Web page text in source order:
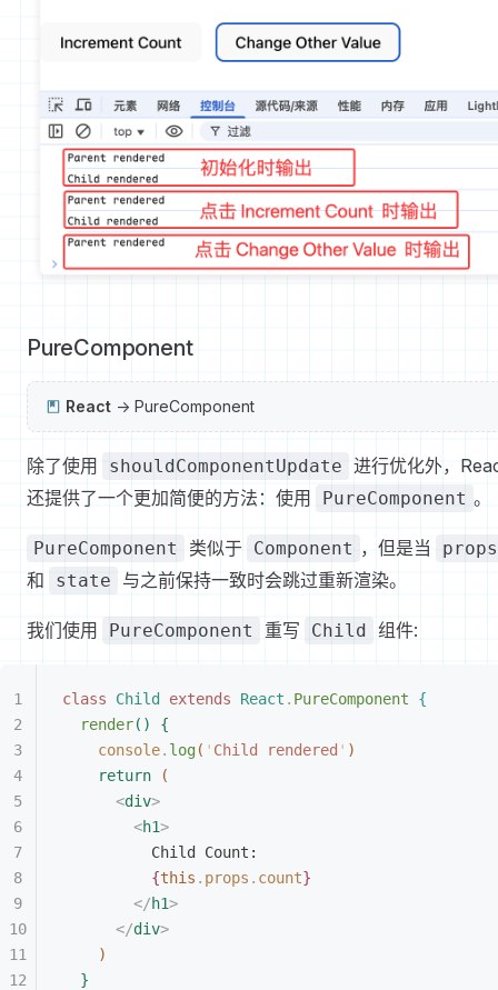
PureComponent
React-> PureComponent
除了使用 shouldComponentUpdate 进行优化外，
还提供了一个更加简便的方法：使用
PureComponent 。
PureComponent 类似于 Component ，但是当 props
和 state 与之前保持一致时会跳过重新渲染。
我们使用 PureComponent 重写 Child 组件:
class Child extends React . PureComponent
{
render( )
{
console. log( ' Child rendered ' )
return
(
<div>
<h1>
Child Count:
{this . props . count}
</h1>
</div>
)
}